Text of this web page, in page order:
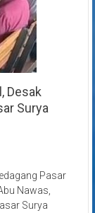
Desak
Surya
Pasar
Nawas,
Surya